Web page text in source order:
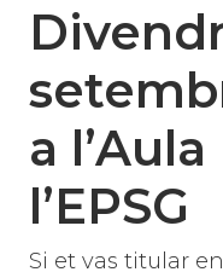
a
l’EPSG
Si et vas titular